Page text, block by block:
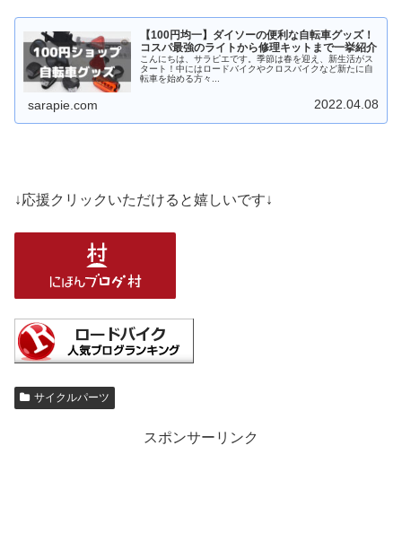
【100円均一】ダイソーの便利な自転車グッズ！
コスパ最強のライトから修理キットまで一挙紹介
こんにちは、サラピエです。季節は春を迎え、新生活がス
タート！中にはロードバイクやクロスバイクなど新たに自
転車を始める方々...
sarapie.com 2022.04.08
↓応援クリックいただけると嬉しいです↓
サイクルパーツ
スポンサーリンク